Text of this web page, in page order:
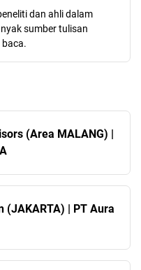
dan ahli dalam
sumber tulisan
baca.
(Area MALANG) |
(JAKARTA) | PT Aura